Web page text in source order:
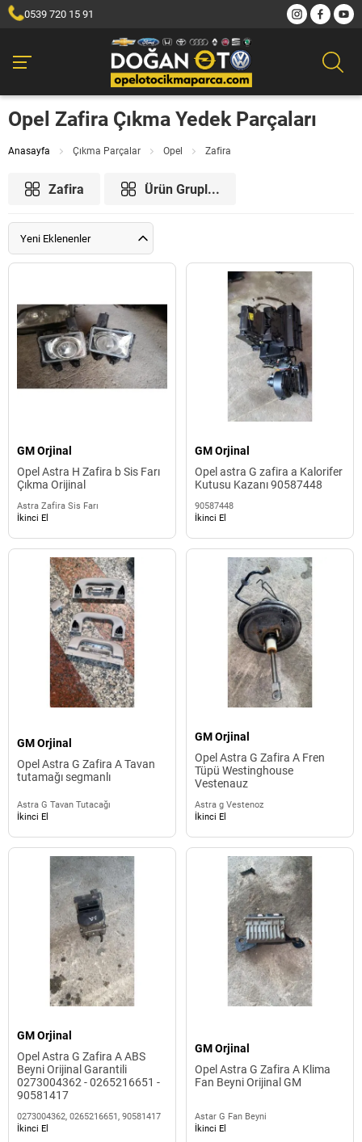
0539 720 15 91
Opel Zafira Çıkma Yedek Parçaları
Anasayfa Çıkma Parçalar Opel Zafira
Zafira Ürün Grupl...
Yeni Eklenenler
GM Orjinal
Opel Astra H Zafira b Sis Farı
Çıkma Orijinal
Astra Zafira Sis Farı
İkinci El
GM Orjinal
Opel astra G zafira a Kalorifer
Kutusu Kazanı 90587448
90587448
İkinci El
GM Orjinal
Opel Astra G Zafira A Tavan
tutamağı segmanlı
Astra G Tavan Tutacağı
İkinci El
GM Orjinal
Opel Astra G Zafira A Fren
Tüpü Westinghouse
Vestenauz
Astra g Vestenoz
İkinci El
GM Orjinal
Opel Astra G Zafira A ABS
Beyni Orijinal Garantili
0273004362 - 0265216651 -
90581417
0273004362, 0265216651, 90581417
İkinci El
GM Orjinal
Opel Astra G Zafira A Klima
Fan Beyni Orijinal GM
Astar G Fan Beyni
İkinci El